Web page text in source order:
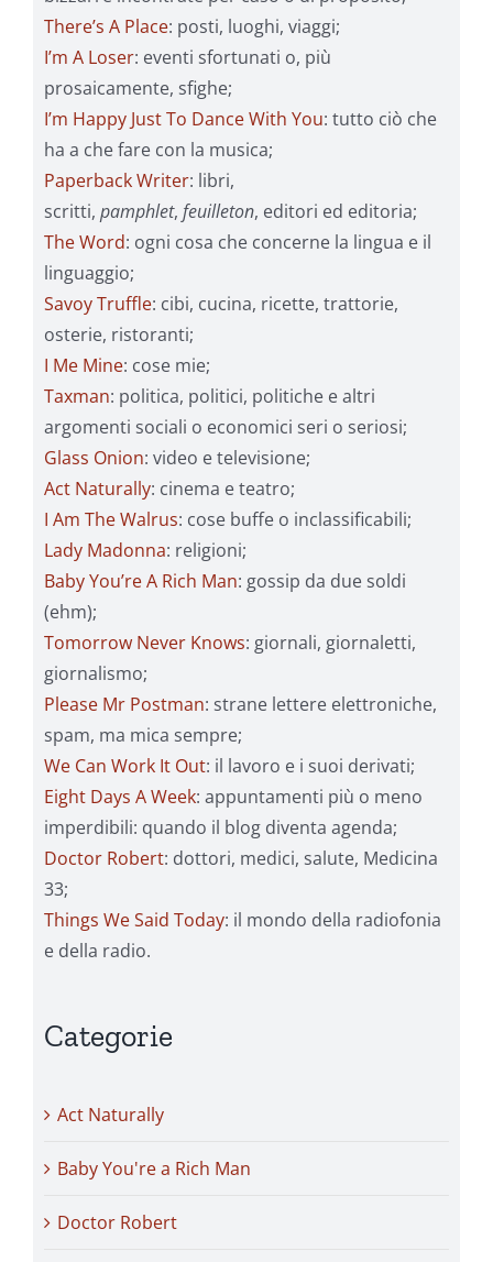
There’s A Place: posti, luoghi, viaggi;
I’m A Loser: eventi sfortunati o, più
prosaicamente, sfighe;
I’m Happy Just To Dance With You: tutto ciò che
ha a che fare con la musica;
Paperback Writer: libri,
scritti, pamphlet, feuilleton, editori ed editoria;
The Word: ogni cosa che concerne la lingua e il
linguaggio;
Savoy Truffle: cibi, cucina, ricette, trattorie,
osterie, ristoranti;
I Me Mine: cose mie;
Taxman: politica, politici, politiche e altri
argomenti sociali o economici seri o seriosi;
Glass Onion: video e televisione;
Act Naturally: cinema e teatro;
I Am The Walrus: cose buffe o inclassificabili;
Lady Madonna: religioni;
Baby You’re A Rich Man: gossip da due soldi
(ehm);
Tomorrow Never Knows: giornali, giornaletti,
giornalismo;
Please Mr Postman: strane lettere elettroniche,
spam, ma mica sempre;
We Can Work It Out: il lavoro e i suoi derivati;
Eight Days A Week: appuntamenti più o meno
imperdibili: quando il blog diventa agenda;
Doctor Robert: dottori, medici, salute, Medicina
33;
Things We Said Today: il mondo della radiofonia
e della radio.
Categorie
Act Naturally
Baby You're a Rich Man
Doctor Robert